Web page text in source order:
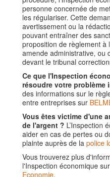
personne concernée de
les régulariser. Cette
avertissement ou la
pouvant entraîner des
proposition de règlement à
amende administrative, ou
devant le tribunal
Ce que l'Inspection
résoudre votre problème
des informations sur le
entre entreprises sur
Vous êtes victime d'une
de l'argent ? L’Inspection
aider en cas de pertes ou
plainte auprès de la police
Vous trouverez plus
l'Inspection économique sur
Economie.